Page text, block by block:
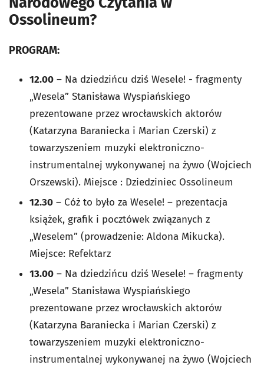
Ossolineum?
PROGRAM:
12.00 – Na dziedzińcu dziś Wesele! - fragmenty
„Wesela” Stanisława Wyspiańskiego
prezentowane przez wrocławskich aktorów
(Katarzyna Baraniecka i Marian Czerski) z
towarzyszeniem muzyki elektroniczno-
instrumentalnej wykonywanej na żywo (Wojciech
Orszewski). Miejsce : Dziedziniec Ossolineum
12.30 – Cóż to było za Wesele! – prezentacja
książek, grafik i pocztówek związanych z
„Weselem” (prowadzenie: Aldona Mikucka).
Miejsce: Refektarz
13.00 – Na dziedzińcu dziś Wesele! – fragmenty
„Wesela” Stanisława Wyspiańskiego
prezentowane przez wrocławskich aktorów
(Katarzyna Baraniecka i Marian Czerski) z
towarzyszeniem muzyki elektroniczno-
instrumentalnej wykonywanej na żywo (Wojciech